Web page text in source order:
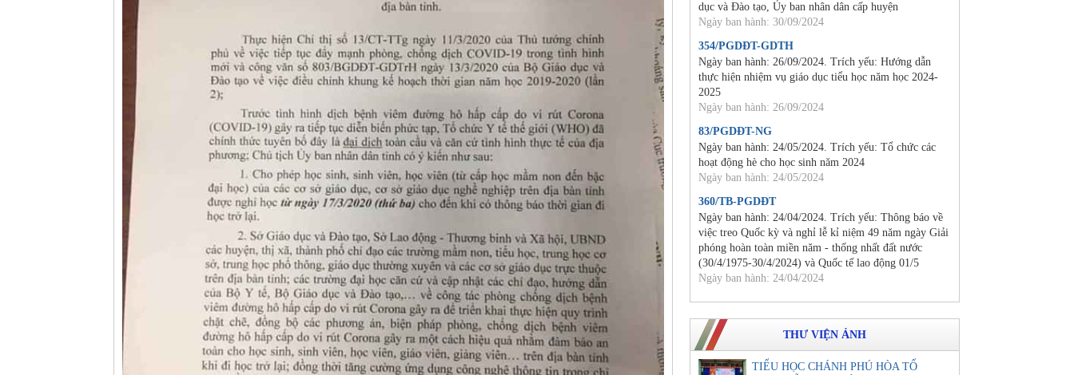
dục và Đào tạo, Ủy ban nhân dân cấp huyện
Ngày ban hành: 30/09/2024
354/PGDĐT-GDTH
Ngày ban hành: 26/09/2024. Trích yếu: Hướng dẫn
thực hiện nhiệm vụ giáo dục tiểu học năm học 2024-
2025
Ngày ban hành: 26/09/2024
83/PGDĐT-NG
Ngày ban hành: 24/05/2024. Trích yếu: Tổ chức các
hoạt động hè cho học sinh năm 2024
Ngày ban hành: 24/05/2024
360/TB-PGDĐT
Ngày ban hành: 24/04/2024. Trích yếu: Thông báo về
việc treo Quốc kỳ và nghỉ lễ kỉ niệm 49 năm ngày Giải
phóng hoàn toàn miền năm - thống nhất đất nước
(30/4/1975-30/4/2024) và Quốc tế lao động 01/5
Ngày ban hành: 24/04/2024
THƯ VIỆN ẢNH
TIỂU HỌC CHÁNH PHÚ HÒA TỔ